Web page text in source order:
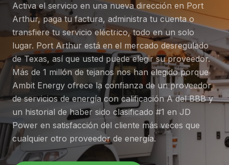
Activa el servicio en una nueva dirección en Port
Arthur, paga tu factura, administra tu cuenta o
transfiere tu servicio eléctrico, todo en un solo
lugar. Port Arthur está en el mercado desregulado
de Texas, así que usted puede elegir su proveedor.
Más de 1 millón de tejanos nos han elegido porque
Ambit Energy ofrece la confianza de un proveedor
de servicios de energía con calificación A del BBB y
un historial de haber sido clasificado #1 en JD
Power en satisfacción del cliente más veces que
cualquier otro proveedor de energía.